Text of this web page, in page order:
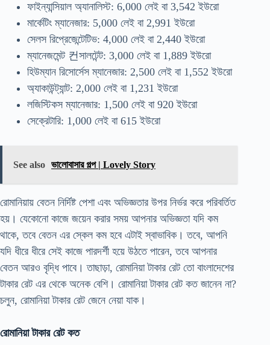
ফাইন্যান্সিয়াল অ্যানালিস্ট: 6,000 লেই বা 3,542 ইউরো
মার্কেটিং ম্যানেজার: 5,000 লেই বা 2,991 ইউরো
সেলস রিপ্রেজেন্টেটিভ: 4,000 লেই বা 2,440 ইউরো
ম্যানেজমেন্ট 컨সালটেন্ট: 3,000 লেই বা 1,889 ইউরো
হিউম্যান রিসোর্সেস ম্যানেজার: 2,500 লেই বা 1,552 ইউরো
অ্যাকাউন্ট্যান্ট: 2,000 লেই বা 1,231 ইউরো
লজিস্টিকস ম্যানেজার: 1,500 লেই বা 920 ইউরো
সেক্রেটারি: 1,000 লেই বা 615 ইউরো
See also ভালোবাসার গল্প | Lovely Story
রোমানিয়ায় বেতন নির্দিষ্ট পেশা এবং অভিজ্ঞতার উপর নির্ভর করে পরিবর্তিত
হয়। যেকোনো কাজে জয়েন করার সময় আপনার অভিজ্ঞতা যদি কম
থাকে, তবে বেতন এর স্কেল কম হবে এটাই স্বাভাবিক। তবে, আপনি
যদি ধীরে ধীরে সেই কাজে পারদর্শী হয়ে উঠতে পারেন, তবে আপনার
বেতন আরও বৃদ্ধি পাবে। তাছাড়া, রোমানিয়া টাকার রেট তো বাংলাদেশের
টাকার রেট এর থেকে অনেক বেশি। রোমানিয়া টাকার রেট কত জানেন না?
চলুন, রোমানিয়া টাকার রেট জেনে নেয়া যাক।
রোমানিয়া টাকার রেট কত